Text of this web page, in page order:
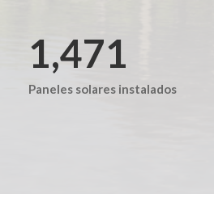
1,959
Paneles solares instalados